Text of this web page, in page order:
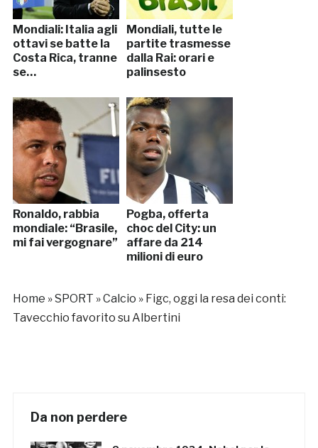
Mondiali: Italia agli
ottavi se batte la
Costa Rica, tranne
se…
Mondiali, tutte le
partite trasmesse
dalla Rai: orari e
palinsesto
Ronaldo, rabbia
mondiale: “Brasile,
mi fai vergognare”
Pogba, offerta
choc del City: un
affare da 214
milioni di euro
Home »SPORT »Calcio » Figc, oggi la resa dei conti:
Tavecchio favorito su Albertini
Da non perdere